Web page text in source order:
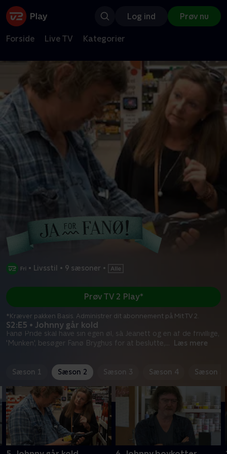
Log ind Prøv nu
Forside Live TV Kategorier
• Livsstil • 9 sæsoner •
S2:E5 • Johnny går kold
Fanø Pride skal have sin egen øl, så Jeanett og en af de frivillige,
'Munken', besøger Fanø Bryghus for at beslutte,
Læs mere
Prøv TV 2 Play*
*Kræver pakken Basis. Administrer dit abonnement på Mit TV 2.
Sæson 1 Sæson 2 Sæson 3 Sæson 4 Sæson 5